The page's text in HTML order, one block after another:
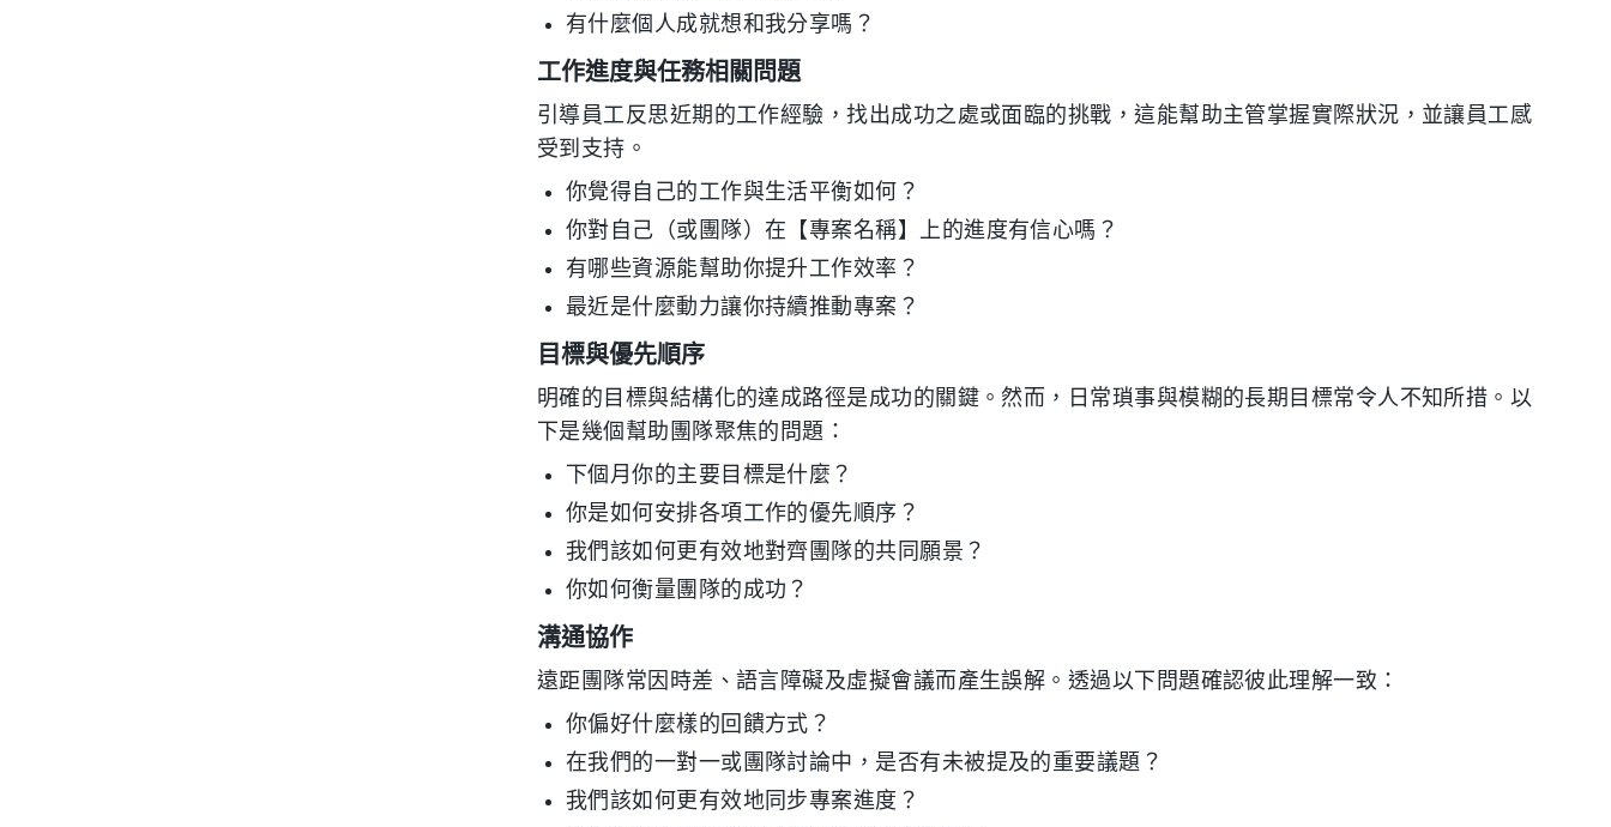
有什麼個人成就想和我分享嗎？
工作進度與任務相關問題
引導員工反思近期的工作經驗，找出成功之處或面臨的挑戰，這能幫助主管掌握實際狀況，並讓員工感
受到支持。
你覺得自己的工作與生活平衡如何？
你對自己（或團隊）在【專案名稱】上的進度有信心嗎？
有哪些資源能幫助你提升工作效率？
最近是什麼動力讓你持續推動專案？
目標與優先順序
明確的目標與結構化的達成路徑是成功的關鍵。然而，日常瑣事與模糊的長期目標常令人不知所措。以
下是幾個幫助團隊聚焦的問題：
下個月你的主要目標是什麼？
你是如何安排各項工作的優先順序？
我們該如何更有效地對齊團隊的共同願景？
你如何衡量團隊的成功？
溝通協作
遠距團隊常因時差、語言障礙及虛擬會議而產生誤解。透過以下問題確認彼此理解一致：
你偏好什麼樣的回饋方式？
在我們的一對一或團隊討論中，是否有未被提及的重要議題？
我們該如何更有效地同步專案進度？